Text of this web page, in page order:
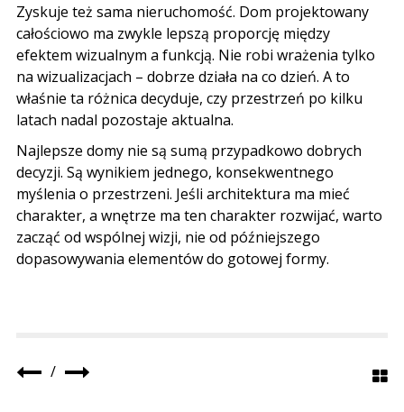
Zyskuje też sama nieruchomość. Dom projektowany
całościowo ma zwykle lepszą proporcję między
efektem wizualnym a funkcją. Nie robi wrażenia tylko
na wizualizacjach – dobrze działa na co dzień. A to
właśnie ta różnica decyduje, czy przestrzeń po kilku
latach nadal pozostaje aktualna.
Najlepsze domy nie są sumą przypadkowo dobrych
decyzji. Są wynikiem jednego, konsekwentnego
myślenia o przestrzeni. Jeśli architektura ma mieć
charakter, a wnętrze ma ten charakter rozwijać, warto
zacząć od wspólnej wizji, nie od późniejszego
dopasowywania elementów do gotowej formy.
/